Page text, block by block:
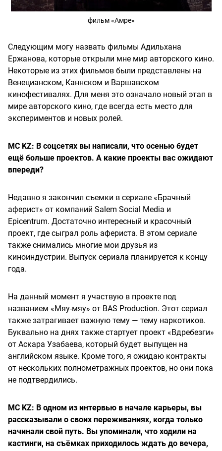
фильм «Амре»
Следующим могу назвать фильмы Адильхана
Ержанова, которые открыли мне мир авторского кино.
Некоторые из этих фильмов были представлены на
Венецианском, Каннском и Варшавском
кинофестивалях. Для меня это означало новый этап в
мире авторского кино, где всегда есть место для
экспериментов и новых ролей.
MC KZ: В соцсетях вы написали, что осенью будет
ещё больше проектов. А какие проекты вас ожидают
впереди?
Недавно я закончил съемки в сериале «Брачный
аферист» от компаний Salem Social Media и
Epicentrum. Достаточно интересный и красочный
проект, где сыграл роль афериста. В этом сериале
также снимались многие мои друзья из
киноиндустрии. Выпуск сериала планируется к концу
года.
На данный момент я участвую в проекте под
названием «Мяу-мяу» от BAS Production. Этот сериал
также затрагивает важную тему — тему наркотиков.
Буквально на днях также стартует проект «Вдребезги»
от Аскара Узабаева, который будет выпущен на
английском языке. Кроме того, я ожидаю контракты
от нескольких полнометражных проектов, но они пока
не подтвердились.
MC KZ: В одном из интервью в начале карьеры, вы
рассказывали о своих переживаниях, когда только
начинали свой путь. Вы упоминали, что ходили на
кастинги, на съёмках приходилось ждать до вечера,